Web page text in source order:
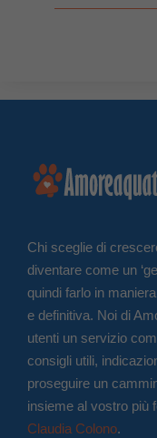
Chi sceglie di
diventare come un
quindi farlo in
e definitiva. Noi di
utenti un servizio
consigli utili,
proseguire un
insieme al vostro più
Claudia Colono.